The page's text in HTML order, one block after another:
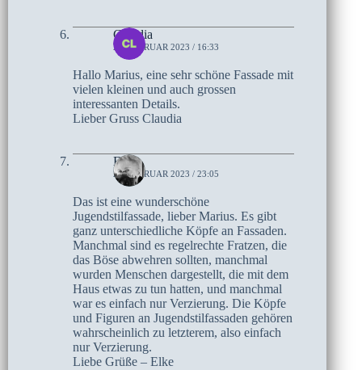
Claudia
22. FEBRUAR 2023 / 16:33
Hallo Marius, eine sehr schöne Fassade mit
vielen kleinen und auch grossen
interessanten Details.
Lieber Gruss Claudia
Elke
21. FEBRUAR 2023 / 23:05
Das ist eine wunderschöne
Jugendstilfassade, lieber Marius. Es gibt
ganz unterschiedliche Köpfe an Fassaden.
Manchmal sind es regelrechte Fratzen, die
das Böse abwehren sollten, manchmal
wurden Menschen dargestellt, die mit dem
Haus etwas zu tun hatten, und manchmal
war es einfach nur Verzierung. Die Köpfe
und Figuren an Jugendstilfassaden gehören
wahrscheinlich zu letzterem, also einfach
nur Verzierung.
Liebe Grüße – Elke